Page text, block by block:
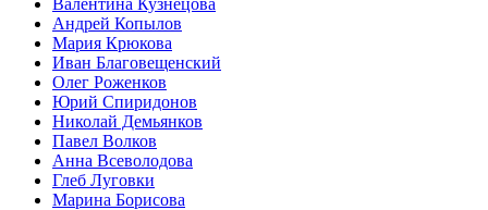
Валентина Кузнецова
Андрей Копылов
Мария Крюкова
Иван Благовещенский
Олег Роженков
Юрий Спиридонов
Николай Демьянков
Павел Волков
Анна Всеволодова
Глеб Луговки
Марина Борисова